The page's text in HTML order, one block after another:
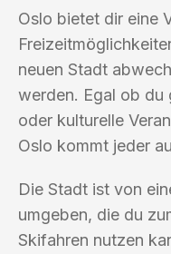
Oslo bietet dir eine
neuen Stadt
werden. Egal ob du
oder kulturelle
Oslo kommt jeder
Die Stadt ist von
umgeben, die du
Skifahren nutzen